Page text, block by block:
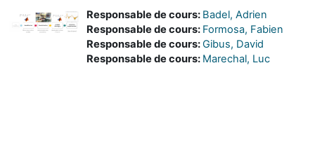
Responsable de cours: Badel, Adrien
Responsable de cours: Formosa, Fabien
Responsable de cours:Gibus, David
Responsable de cours: Marechal, Luc